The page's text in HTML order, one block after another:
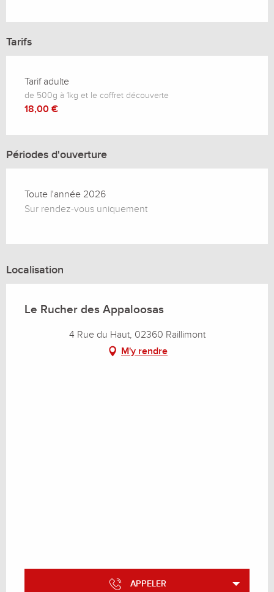
Tarifs
Tarif adulte
de 500g à 1kg et le coffret découverte
18,00 €
Périodes d'ouverture
Toute l'année 2026
Sur rendez-vous uniquement
Localisation
Le Rucher des Appaloosas
4 Rue du Haut, 02360 Raillimont
M'y rendre
APPELER